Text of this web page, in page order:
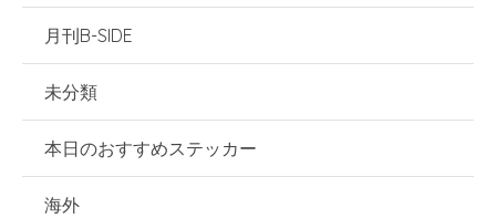
月刊B-SIDE
未分類
本日のおすすめステッカー
海外